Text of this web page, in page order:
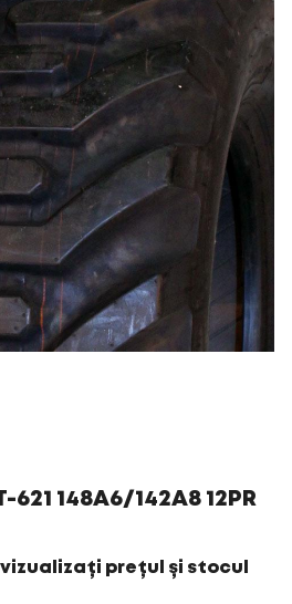
621 148A6/142A8 12PR
prețul și stocul